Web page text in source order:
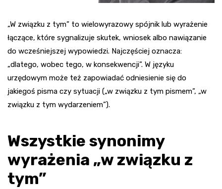
„W związku z tym” to wielowyrazowy spójnik lub wyrażenie
łączące, które sygnalizuje skutek, wniosek albo nawiązanie
do wcześniejszej wypowiedzi. Najczęściej oznacza:
„dlatego, wobec tego, w konsekwencji”. W języku
urzędowym może też zapowiadać odniesienie się do
jakiegoś pisma czy sytuacji („w związku z tym pismem”, „w
związku z tym wydarzeniem”).
Wszystkie synonimy
wyrażenia „w związku z
tym”